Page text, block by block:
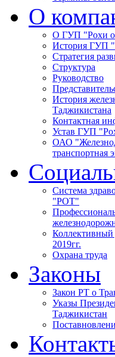
О
О ГУП "Рохи
История ГУП
Стратегия
Структура
Руководство
История
Таджикистана
Контактная
Устав ГУП
ОАО
транспортная
Система
"РОТ"
Коллективный
2019гг.
Охрана труда
Законы
Закон РТ о
Указы
Таджикистан